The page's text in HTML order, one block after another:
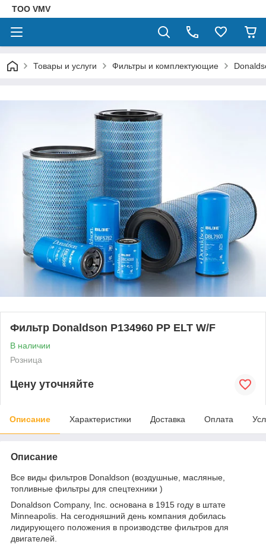
ТОО VMV
Товары и услуги Фильтры и комплектующие
Фильтр Donaldson P134960 PP ELT W/F
В наличии
Розница
Цену уточняйте
Описание Характеристики Доставка Оплата
Описание
Все виды фильтров Donaldson (воздушные, масляные,
топливные фильтры для спецтехники )
Donaldson Company, Inc. основана в 1915 году в штате
Minneapolis. На сегодняшний день компания добилась
лидирующего положения в производстве фильтров для
двигателей.